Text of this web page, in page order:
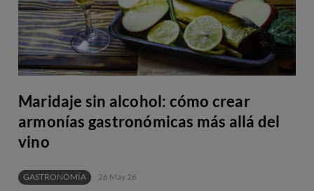
Maridaje sin alcohol: cómo crear
armonías gastronómicas más allá del
vino
GASTRONOMÍA 26 May 26